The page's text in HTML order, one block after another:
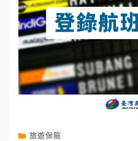
旅遊保險